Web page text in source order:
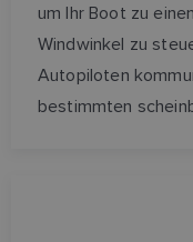
um Ihr Boot zu
Windwinkel zu
Autopiloten
bestimmten